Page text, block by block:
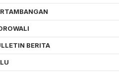
BERITA